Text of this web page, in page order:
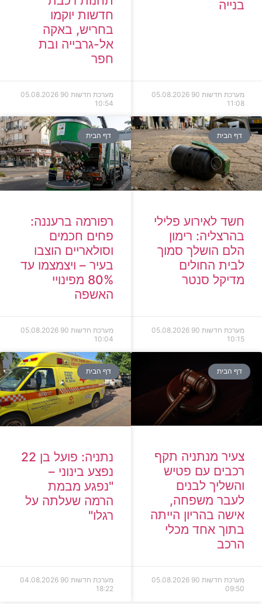
בנייה
מערכת חדשות 90
05.08.2026
11:08
חדשות יוקמו
בחריש, באקה
אל-גרבייה ובת
חפר
מערכת חדשות 90
05.08.2026
10:54
דף הבית
חשד לאירוע פלילי
בהרצליה: רימון
הלם הושלך סמוך
לבית החולים
מדיקל סנטר
מערכת חדשות 90
05.08.2026
10:15
דף הבית
רפורמה ברעננה:
פחים חכמים
וסולאריים הוצבו
בעיר – ויצמצמו עד
80% מפינויי
האשפה
מערכת חדשות 90
05.08.2026
10:04
דף הבית
צעיר מנתניה תקף
רכבים עם פטיש
והשליך לבנים
לעבר משפחה,
אישה בהריון הייתה
בתוך אחד מכלי
הרכב
מערכת חדשות 90
05.08.2026
09:50
דף הבית
נתניה: פועל בן 22
נפצע בינוני –
"נפגע מבמת
הרמה שעלתה על
רגלו"
מערכת חדשות 90
04.08.2026
18:22